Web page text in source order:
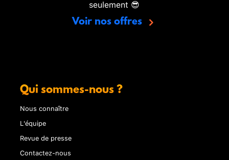
seulement 😎
Voir nos offres
Qui sommes-nous ?
Nous connaître
L'équipe
Revue de presse
Contactez-nous